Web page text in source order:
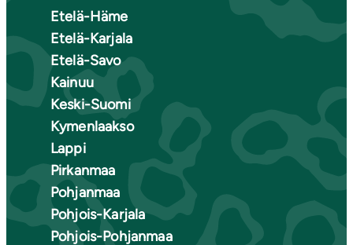
Etelä-Häme
Etelä-Karjala
Etelä-Savo
Kainuu
Keski-Suomi
Kymenlaakso
Lappi
Pirkanmaa
Pohjanmaa
Pohjois-Karjala
Pohjois-Pohjanmaa